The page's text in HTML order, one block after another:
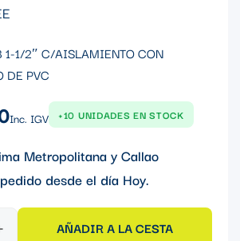
1-1/2″ C/AISLAMIENTO CON
DE PVC
Inc. IGV +10 UNIDADES EN STOCK
Metropolitana y Callao
desde el día Hoy.
AÑADIR A LA CESTA